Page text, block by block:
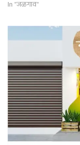
In "जळगाव"